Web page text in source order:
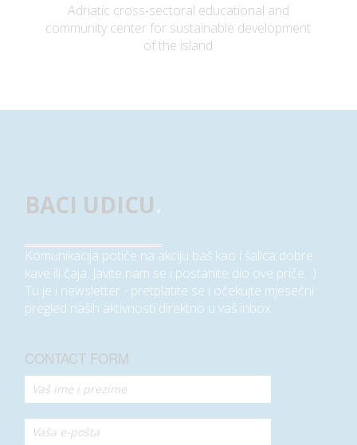
Adriatic cross-sectoral educational and
community center for sustainable development
of the island
BACI UDICU
Komunikacija potiče na akciju baš kao i šalica dobre
kave ili čaja. Javite nam se i postanite dio ove priče. :)
Tu je i newsletter - pretplatite se i očekujte mjesečni
pregled naših aktivnosti direktno u vaš inbox.
CONTACT FORM